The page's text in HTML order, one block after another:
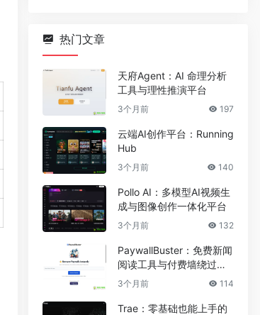
热门文章
天府Agent：AI 命理分析
工具与理性推演平台
3个月前 197
云端AI创作平台：Running
Hub
3个月前 140
Pollo AI：多模型AI视频生
成与图像创作一体化平台
3个月前 132
PaywallBuster：免费新闻
阅读工具与付费墙绕过助
手
3个月前 114
Trae：零基础也能上手的